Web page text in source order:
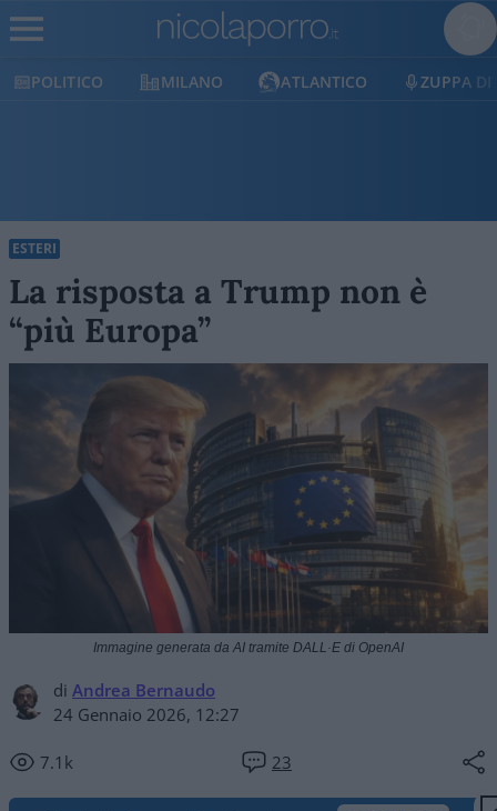
POLITICO MILANO ATLANTICO ZUPPA DI
ESTERI
La risposta a Trump non è
“più Europa”
di Andrea Bernaudo
24 Gennaio 2026, 12:27
7.1k 23
Immagine generata da AI tramite DALL·E di OpenAI